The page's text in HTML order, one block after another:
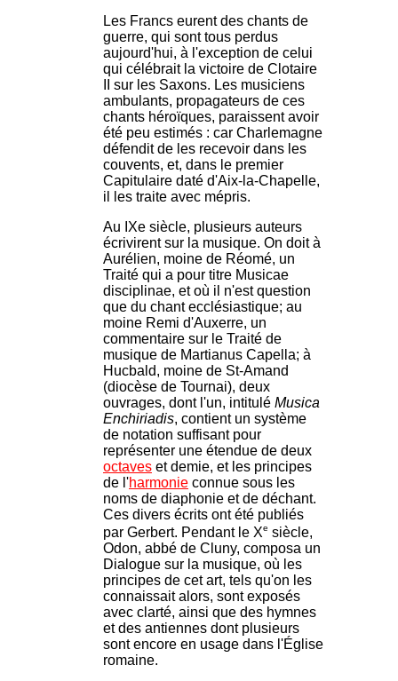
Les Francs eurent des chants de
guerre, qui sont tous perdus
aujourd'hui, à l'exception de celui
qui célébrait la victoire de Clotaire
II sur les Saxons. Les musiciens
ambulants, propagateurs de ces
chants héroïques, paraissent avoir
été peu estimés : car Charlemagne
défendit de les recevoir dans les
couvents, et, dans le premier
Capitulaire daté d'Aix-la-Chapelle,
il les traite avec mépris.
Au IXe siècle, plusieurs auteurs
écrivirent sur la musique. On doit à
Aurélien, moine de Réomé, un
Traité qui a pour titre Musicae
disciplinae, et où il n'est question
que du chant ecclésiastique; au
moine Remi d'Auxerre, un
commentaire sur le Traité de
musique de Martianus Capella; à
Hucbald, moine de St-Amand
(diocèse de Tournai), deux
ouvrages, dont l'un, intitulé Musica
Enchiriadis, contient un système
de notation suffisant pour
représenter une étendue de deux
octaves et demie, et les principes
de l'harmonie connue sous les
noms de diaphonie et de déchant.
Ces divers écrits ont été publiés
par Gerbert. Pendant le Xe siècle,
Odon, abbé de Cluny, composa un
Dialogue sur la musique, où les
principes de cet art, tels qu'on les
connaissait alors, sont exposés
avec clarté, ainsi que des hymnes
et des antiennes dont plusieurs
sont encore en usage dans l'Église
romaine.